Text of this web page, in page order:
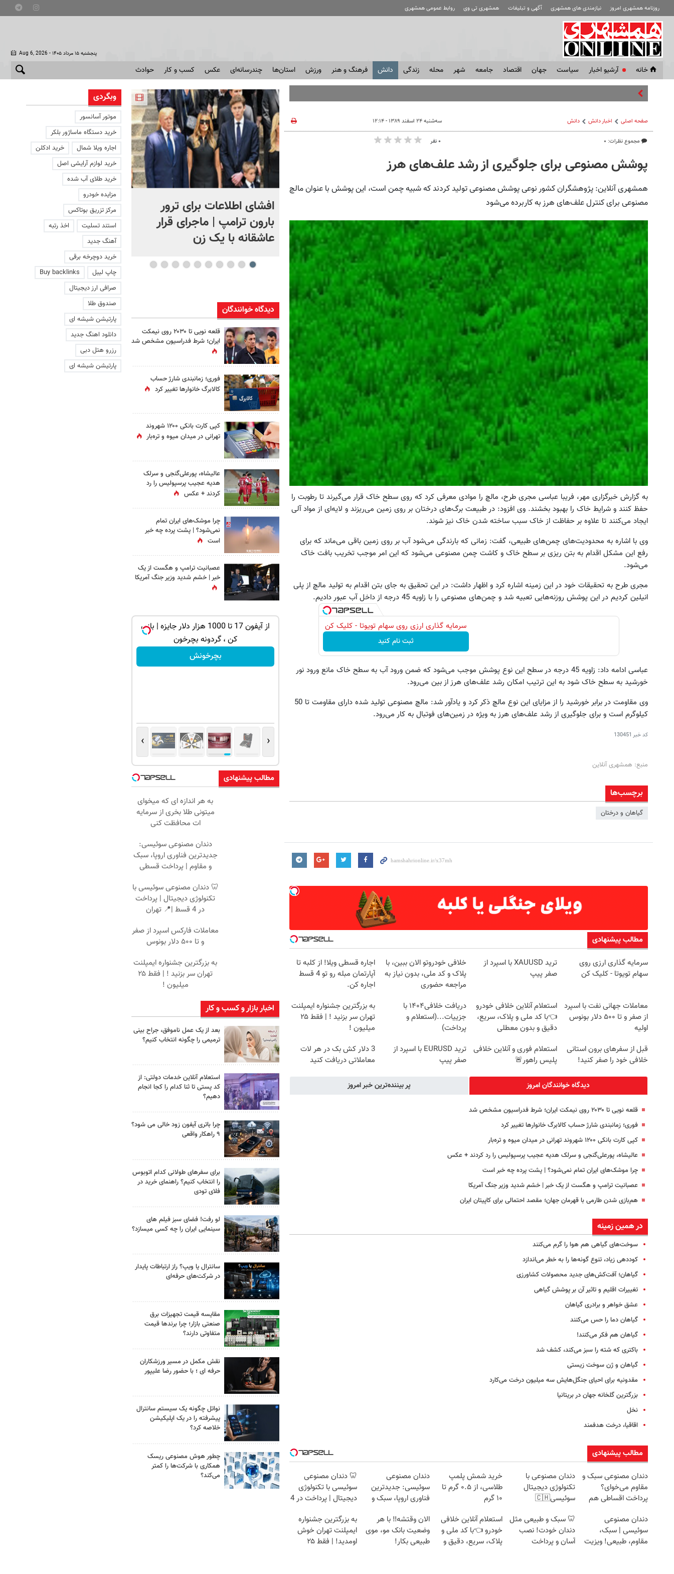
روزنامه همشهری امروز نیازمندی های همشهری آگهی و تبلیغات همشهری تی وی روابط عمومی همشهری
Aug 6, 2026 - پنجشنبه ۱۵ مرداد ۱۴۰۵
خانه آرشیو اخبار سياست جهان اقتصاد جامعه شهر محله زندگی دانش فرهنگ و هنر ورزش استان‌ها چندرسانه‌ای عکس کسب و کار حوادث
صفحه اصلی اخبار دانش دانش
مجموع نظرات: ۰
سه‌شنبه ۲۴ اسفند ۱۳۸۹ - ۱۲:۱۴
۰ نفر
پوشش مصنوعی برای جلوگیری از رشد علف‌های هرز
همشهری آنلاین: پژوهشگران کشور نوعی پوشش مصنوعی تولید کردند که شبیه چمن است، این پوشش با عنوان مالچ
مصنوعی برای کنترل علف‌های هرز به کاربرده می‌شود
به گزارش خبرگزاری مهر، فریبا عباسی مجری طرح، مالچ را موادی معرفی کرد که روی سطح خاک قرار می‌گیرند تا رطوبت را
حفظ کنند و شرایط خاک را بهبود بخشند. وی افزود: در طبیعت برگ‌های درختان بر روی زمین می‌ریزند و لایه‌ای از مواد آلی
ایجاد می‌کنند تا علاوه بر حفاظت از خاک سبب ساخته شدن خاک نیز شوند.
وی با اشاره به محدودیت‌های چمن‌های طبیعی، گفت: زمانی که بارندگی می‌شود آب بر روی زمین باقی می‌ماند که برای
رفع این مشکل اقدام به بتن ریزی بر سطح خاک و کاشت چمن مصنوعی می‌شود که این امر موجب تخریب بافت خاک
می‌شود.
مجری طرح به تحقیقات خود در این زمینه اشاره کرد و اظهار داشت: در این تحقیق به جای بتن اقدام به تولید مالچ از پلی
انیلین کردیم در این پوشش روزنه‌هایی تعبیه شد و چمن‌های مصنوعی را با زاویه 45 درجه از داخل آب عبور دادیم.
سرمایه گذاری ارزی روی سهام تویوتا - کلیک کن
ثبت نام کنید
عباسی ادامه داد: زاویه 45 درجه در سطح این نوع پوشش موجب می‌شود که ضمن ورود آب به سطح خاک مانع ورود نور
خورشید به سطح خاک شود به این ترتیب امکان رشد علف‌های هرز از بین می‌رود.
وی مقاومت در برابر خورشید را از مزایای این نوع مالچ ذکر کرد و یادآور شد: مالچ مصنوعی تولید شده دارای مقاومت تا 50
کیلوگرم است و برای جلوگیری از رشد علف‌های هرز به ویژه در زمین‌های فوتبال به کار می‌رود.
کد خبر 130451
منبع: همشهری آنلاین
برچسب‌ها
گیاهان و درختان
مطالب پیشنهادی
سرمایه گذاری ارزی روی
سهام تویوتا - کلیک کن
ترید XAUUSD با اسپرد از
صفر پیپ
خلافی خودروتو الان ببین، با
پلاک و کد ملی، بدون نیاز به
مراجعه حضوری
اجاره‌ قسطی ویلا! از کلبه تا
آپارتمان مبله رو تو 4 قسط
اجاره کن.
معاملات جهانی نفت با اسپرد
از صفر و تا ۵۰۰ دلار بونوس
اولیه
استعلام آنلاین خلافی خودرو
👈با کد ملی و پلاک، سریع،
دقیق و بدون معطلی
دریافت خلافی۱۴۰۴ با
جزییات...(استعلام و
پرداخت)
به بزرگترین جشنواره ایمپلنت
تهران سر بزنید ! | فقط ۲۵
میلیون !
قبل از سفرهای برون استانی
خلافی خود را صفر کنید!
استعلام فوری و آنلاین خلافی
پلیس راهور🚨
ترید EURUSD با اسپرد از
صفر پیپ
3 دلار کش بک در هر لات
معاملاتی دریافت کنید
دیدگاه خوانندگان امروز پر بیننده‌ترین خبر امروز
قلعه نویی تا ۲۰۳۰ روی نیمکت ایران؛ شرط فدراسیون مشخص شد
فوری؛ زمانبندی‌ شارژ حساب کالابرگ خانوارها تغییر کرد
کپی کارت بانکی ۱۲۰۰ شهروند تهرانی در میدان میوه و تره‌بار
عالیشاه، پورعلی‌گنجی و سرلک هدیه عجیب پرسپولیس را رد کردند + عکس
چرا موشک‌های ایران تمام نمی‌شود؟ | پشت پرده چه خبر است
عصبانیت ترامپ و هگست از یک خبر | خشم شدید وزیر جنگ آمریکا
هم‌بازی شدن طارمی با قهرمان جهان؛ مقصد احتمالی برای کاپیتان ایران
در همین زمینه
سوخت‌های گیاهی هم هوا را گرم می‌کنند
کوددهی زیاد، تنوع گونه‌ها را به خطر می‌اندازد
گیاهان؛ آفت‌کش‌های جدید محصولات کشاورزی
تغییرات اقلیم و تاثیر آن بر پوشش گیاهی
عشق خواهر و برادری گیاهان
گیاهان دما را حس می‌کنند
گیاهان هم فکر می‌کنند!
باکتری که شته را سبز می‌کند، کشف شد
گیاهان و ژن سوخت زیستی
مقدونیه برای احیای جنگل‌هایش سه میلیون درخت می‌کارد
بزرگترین گلخانه جهان در بریتانیا
نخل
اقاقیا، درخت هدفمند
مطالب پیشنهادی
دندان مصنوعی سبک و
مقاوم می‌خوای؟
پرداخت اقساطی هم
دندان مصنوعی با
تکنولوژی دیجیتال
سوئیسی🇨🇭
خرید شمش پلمپ
طلاسی، از ۰.۵ گرم تا
۱۰ گرم
دندان مصنوعی
سوئیسی: جدیدترین
فناوری اروپا، سبک و
🦷 دندان مصنوعی
سوئیسی با تکنولوژی
دیجیتال | پرداخت در 4
دندان مصنوعی
سوئیسی | سبک،
مقاوم، طبیعی! ویزیت
🦷 سبک و طبیعی مثل
دندان خودت! نصب
آسان و پرداخت
استعلام آنلاین خلافی
خودرو 👈با کد ملی و
پلاک، سریع، دقیق و
الان وقتشه‼️ با هر
وضعیت بانک مو، موی
طبیعی بکار!
به بزرگترین جشنواره
ایمپلنت تهران خوش
اومدید! | فقط ۲۵
نکشید!
افشای اطلاعات برای ترور
بارون ترامپ | ماجرای قرار
عاشقانه با یک زن
کنترل اوضاع از دست
خارج شد...
دیدگاه خوانندگان
قلعه نویی تا ۲۰۳۰ روی نیمکت
ایران؛ شرط فدراسیون مشخص شد
فوری؛ زمانبندی‌ شارژ حساب
کالابرگ خانوارها تغییر کرد
کپی کارت بانکی ۱۲۰۰ شهروند
تهرانی در میدان میوه و تره‌بار
عالیشاه، پورعلی‌گنجی و سرلک
هدیه عجیب پرسپولیس را رد
کردند + عکس
چرا موشک‌های ایران تمام
نمی‌شود؟ | پشت پرده چه خبر
است
عصبانیت ترامپ و هگست از یک
خبر | خشم شدید وزیر جنگ آمریکا
ثبت سفارش!
به بزرگترین جشنواره ایمپلنت تهران سر بزنید
رزرورایگان نوبت
از PS5 تا آیفون17 و بیت کوین برنده شو 🔥
گردونه شانس بدون پوچ 💥
بچرخونش
از آیفون 17 تا 1000 هزار دلار جایزه | بازی
کن ، گردونه بچرخون
بچرخونش
‹
›
مطالب پیشنهادی
به هر اندازه ای که میخوای
میتونی طلا بخری از سرمایه
ات محافظت کنی
دندان مصنوعی سوئیسی:
جدیدترین فناوری اروپا، سبک
و مقاوم | پرداخت قسطی
🦷 دندان مصنوعی سوئیسی با
تکنولوژی دیجیتال | پرداخت
در 4 قسط |📍 تهران
معاملات فارکس اسپرد از صفر
و تا ۵۰۰ دلار بونوس
به بزرگترین جشنواره ایمپلنت
تهران سر بزنید ! | فقط ۲۵
میلیون !
اخبار بازار و کسب و کار
بعد از یک عمل ناموفق، جراح بینی
ترمیمی را چگونه انتخاب کنیم؟
استعلام آنلاین خدمات دولتی: از
کد پستی تا ثنا کدام را کجا انجام
دهیم؟
چرا باتری آیفون زود خالی می شود؟
۹ راهکار واقعی
برای سفرهای طولانی کدام اتوبوس
را انتخاب کنیم؟ راهنمای خرید در
فلای تودی
لو رفت! فضای سبز فیلم های
سینمایی ایران را چه کسی میسازد؟
سانترال یا ویپ؟ راز ارتباطات پایدار
در شرکت‌های حرفه‌ای
مقایسه قیمت تجهیزات برق
صنعتی بازار؛ چرا برندها قیمت
متفاوتی دارند؟
نقش مکمل در مسیر ورزشکاران
حرفه ای ؛ با حضور رضا علیپور
نواتل چگونه یک سیستم سانترال
پیشرفته را در یک اپلیکیشن
خلاصه کرد؟
چطور هوش مصنوعی ریسک
همکاری با شرکت‌ها را کمتر
می‌کند؟
وبگردی
موتور آسانسور
خرید دستگاه ماساژور بلکر
اجاره ویلا شمال
خرید ادکلن
خرید لوازم آرایشی اصل
خرید طلای آب شده
مزایده خودرو
مرکز تزریق بوتاکس
استند تسلیت
اخذ رتبه
آهنگ جدید
خرید دوچرخه برقی
چاپ لیبل
Buy backlinks
صرافی ارز دیجیتال
صندوق طلا
پارتیشن شیشه ای
دانلود اهنگ جدید
رزرو هتل دبی
پارتیشن شیشه ای